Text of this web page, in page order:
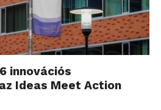
innovációs
Ideas Meet Action